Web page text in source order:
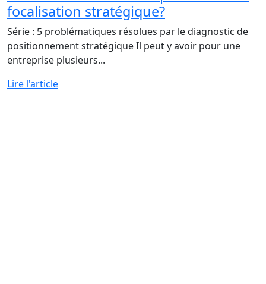
focalisation stratégique?
Série : 5 problématiques résolues par le diagnostic de
positionnement stratégique Il peut y avoir pour une
entreprise plusieurs...
Lire l'article